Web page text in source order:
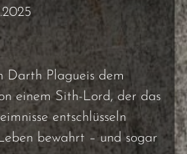
Darth Plagueis dem
einem Sith-Lord, der das
entschlüsseln
bewahrt – und sogar